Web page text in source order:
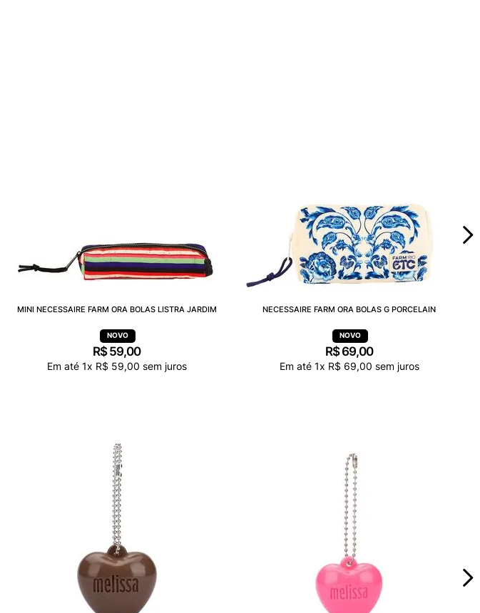
MINI NECESSAIRE FARM ORA BOLAS LISTRA JARDIM
R$59,00
Em até 1x R$ 59,00 sem juros
NECESSAIRE FARM ORA BOLAS G PORCELAIN
R$69,00
Em até 1x R$ 69,00 sem juros